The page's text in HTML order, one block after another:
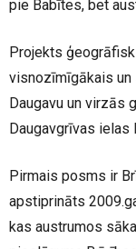
pie Babītes, bet
Projekts
visnozīmīgākais
Daugavu un virzās
Daugavgrīvas ielas
Pirmais posms ir
apstiprināts
kas austrumos